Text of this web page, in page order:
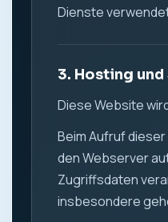
Dienste
3. Hosting
Diese Website
Beim Aufruf
den Webserver
Zugriffsdaten
insbesondere